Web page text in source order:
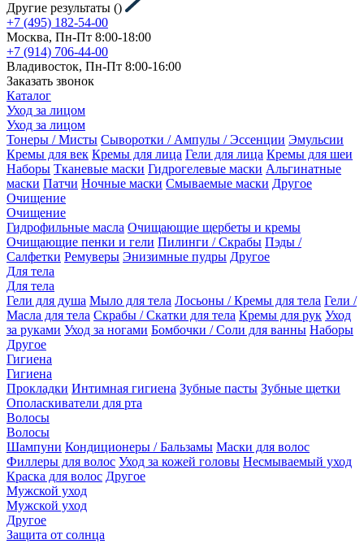
Другие результаты ()
+7 (495) 182-54-00
Москва, Пн-Пт 8:00-18:00
+7 (914) 706-44-00
Владивосток, Пн-Пт 8:00-16:00
Заказать звонок
Каталог
Уход за лицом
Уход за лицом
Тонеры / Мисты Сыворотки / Ампулы / Эссенции Эмульсии
Кремы для век Кремы для лица Гели для лица Кремы для шеи
Наборы Тканевые маски Гидрогелевые маски Альгинатные
маски Патчи Ночные маски Смываемые маски Другое
Очищение
Очищение
Гидрофильные масла Очищающие щербеты и кремы
Очищающие пенки и гели Пилинги / Скрабы Пэды /
Салфетки Ремуверы Энизимные пудры Другое
Для тела
Для тела
Гели для душа Мыло для тела Лосьоны / Кремы для тела Гели /
Масла для тела Скрабы / Скатки для тела Кремы для рук Уход
за руками Уход за ногами Бомбочки / Соли для ванны Наборы
Другое
Гигиена
Гигиена
Прокладки Интимная гигиена Зубные пасты Зубные щетки
Ополаскиватели для рта
Волосы
Волосы
Шампуни Кондиционеры / Бальзамы Маски для волос
Филлеры для волос Уход за кожей головы Несмываемый уход
Краска для волос Другое
Мужской уход
Мужской уход
Другое
Защита от солнца